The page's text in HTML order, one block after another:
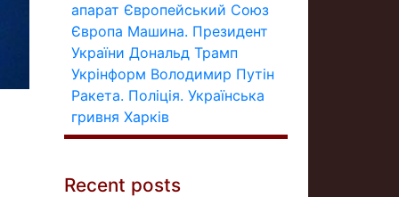
апарат Європейський Союз
Європа Машина. Президент
України Дональд Трамп
Укрінформ Володимир Путін
Ракета. Поліція. Українська
гривня Харків
Recent posts